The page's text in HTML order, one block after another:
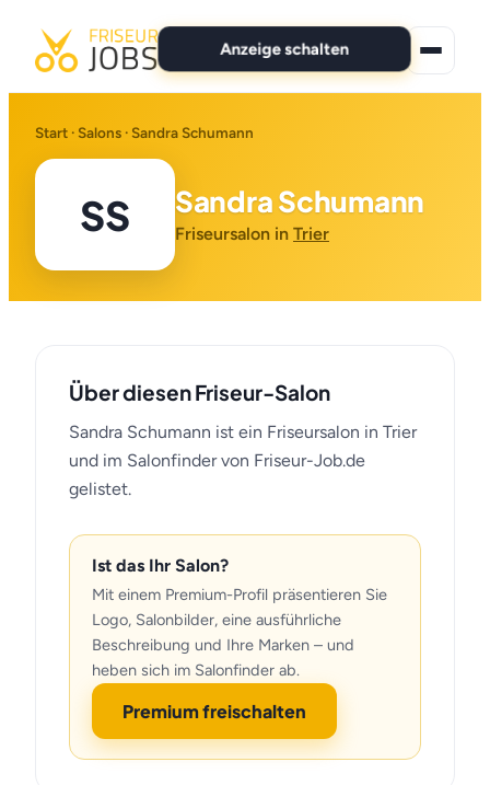
Anzeige schalten
Alle Jobs
Für Bewerber
Anzeige schalten
Start · Salons · Sandra Schumann
SS Sandra Schumann
Friseursalon in Trier
Über diesen Friseur-Salon
Sandra Schumann ist ein Friseursalon in Trier
und im Salonfinder von Friseur-Job.de
gelistet.
Ist das Ihr Salon?
Mit einem Premium-Profil präsentieren Sie
Logo, Salonbilder, eine ausführliche
Beschreibung und Ihre Marken – und
heben sich im Salonfinder ab.
Premium freischalten